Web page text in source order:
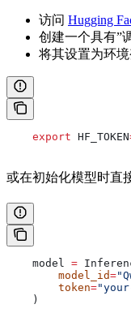
访问 Hugging
创建一个具有”
将其设置为环境
    export
HF_TOKEN
或在初始化模型时直
    model
=
        model_id
=
        token
=
    )